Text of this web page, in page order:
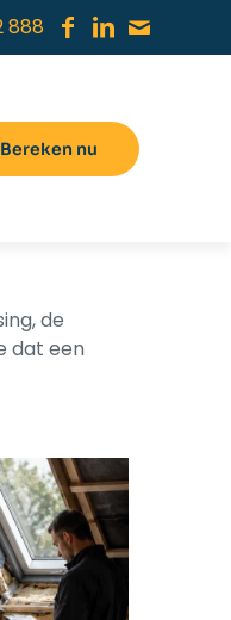
888
Bereken nu
de
dat een